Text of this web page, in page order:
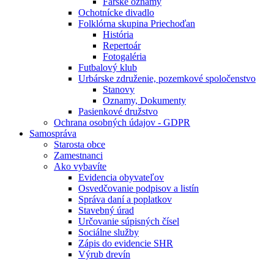
Ochotnícke divadlo
Folklórna skupina Priechoďan
História
Repertoár
Fotogaléria
Futbalový klub
Urbárske združenie, pozemkové spoločenstvo
Stanovy
Oznamy, Dokumenty
Pasienkové družstvo
Ochrana osobných údajov - GDPR
Samospráva
Starosta obce
Zamestnanci
Ako vybavíte
Evidencia obyvateľov
Osvedčovanie podpisov a listín
Správa daní a poplatkov
Stavebný úrad
Určovanie súpisných čísel
Sociálne služby
Zápis do evidencie SHR
Výrub drevín